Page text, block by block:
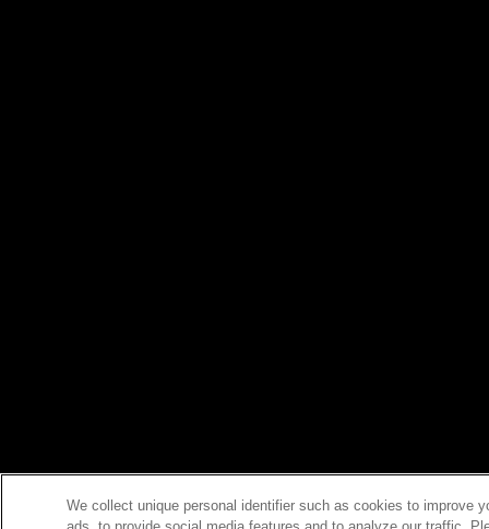
We collect unique personal identifier such as cookies to improve